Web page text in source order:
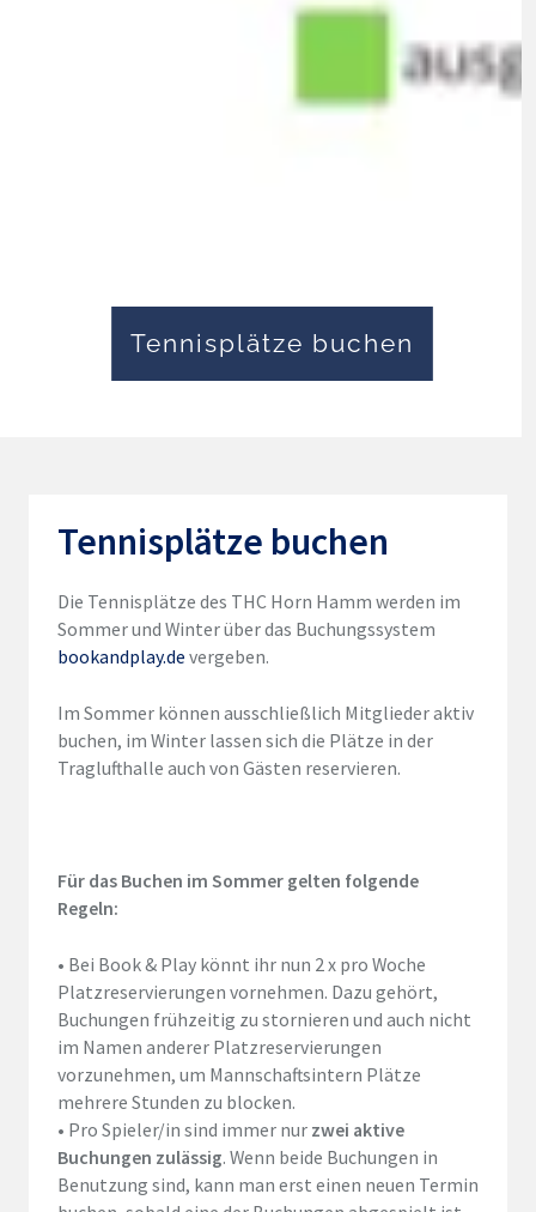
Tennisplätze buchen
Tennisplätze buchen
Die Tennisplätze des THC Horn Hamm werden im
Sommer und Winter über das Buchungssystem
bookandplay.de vergeben.
Im Sommer können ausschließlich Mitglieder aktiv
buchen, im Winter lassen sich die Plätze in der
Traglufthalle auch von Gästen reservieren.
Für das Buchen im Sommer gelten folgende
Regeln:
• Bei Book & Play könnt ihr nun 2 x pro Woche
Platzreservierungen vornehmen. Dazu gehört,
Buchungen frühzeitig zu stornieren und auch nicht
im Namen anderer Platzreservierungen
vorzunehmen, um Mannschaftsintern Plätze
mehrere Stunden zu blocken.
• Pro Spieler/in sind immer nur zwei aktive
Buchungen zulässig. Wenn beide Buchungen in
Benutzung sind, kann man erst einen neuen Termin